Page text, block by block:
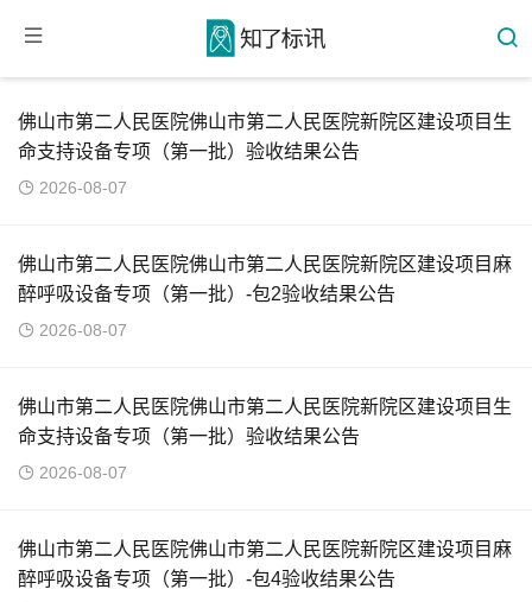
佛山市第二人民医院佛山市第二人民医院新院区建设项目生
命支持设备专项（第一批）验收结果公告
2026-08-07
佛山市第二人民医院佛山市第二人民医院新院区建设项目麻
醉呼吸设备专项（第一批）-包2验收结果公告
2026-08-07
佛山市第二人民医院佛山市第二人民医院新院区建设项目生
命支持设备专项（第一批）验收结果公告
2026-08-07
佛山市第二人民医院佛山市第二人民医院新院区建设项目麻
醉呼吸设备专项（第一批）-包4验收结果公告